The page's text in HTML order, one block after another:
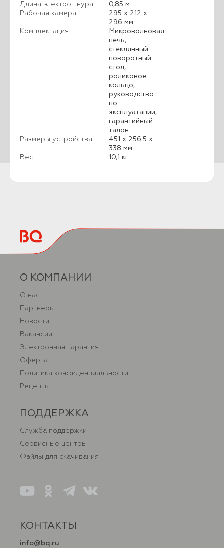
Длина электрошнура
0,85 м
Рабочая камера
295 х 212 х
296 мм
Комплектация
Микроволновая
печь,
стеклянный
поворотный
стол,
роликовое
кольцо,
руководство
по
эксплуатации,
гарантийный
талон
Размеры устройства
451 х 256.5 х
338 мм
Вес
10,1 кг
О КОМПАНИИ
О нас
Партнеры
Новости
Вакансии
Электронная гарантия
Оферта
Политика конфиденциальности
Рецепты
ПОДДЕРЖКА
Служба поддержки
Сервисные центры
Файлы для скачивания
КОНТАКТЫ
info@bq.ru